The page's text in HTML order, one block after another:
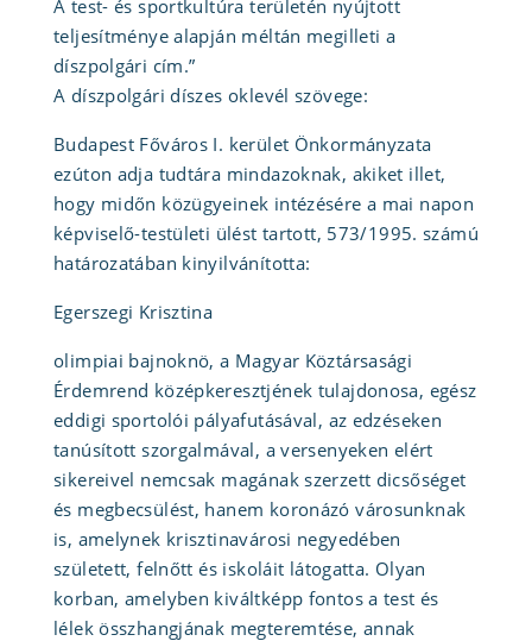
A test- és sportkultúra területén nyújtott
teljesítménye alapján méltán megilleti a
díszpolgári cím.”
A díszpolgári díszes oklevél szövege:
Budapest Főváros I. kerület Önkormányzata
ezúton adja tudtára mindazoknak, akiket illet,
hogy midőn közügyeinek intézésére a mai napon
képviselő-testületi ülést tartott, 573/1995. számú
határozatában kinyilvánította:
Egerszegi Krisztina
olimpiai bajnoknö, a Magyar Köztársasági
Érdemrend középkeresztjének tulajdonosa, egész
eddigi sportolói pályafutásával, az edzéseken
tanúsított szorgalmával, a versenyeken elért
sikereivel nemcsak magának szerzett dicsőséget
és megbecsülést, hanem koronázó városunknak
is, amelynek krisztinavárosi negyedében
született, felnőtt és iskoláit látogatta. Olyan
korban, amelyben kiváltképp fontos a test és
lélek összhangjának megteremtése, annak